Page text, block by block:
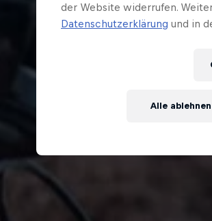
der Website widerrufen.
Datenschutzerklärung und in
Alle ablehnen